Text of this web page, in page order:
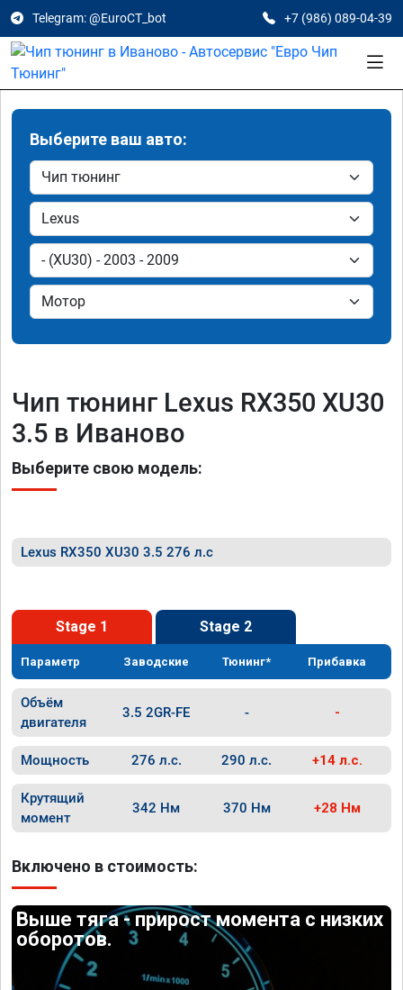
Telegram: @EuroCT_bot +7 (986) 089-04-39
Выберите ваш авто:
Чип тюнинг Lexus RX350 XU30
3.5 в Иваново
Выберите свою модель:
Lexus RX350 XU30 3.5 276 л.с
Stage 1 Stage 2
Параметр Заводские Тюнинг* Прибавка
Объём
двигателя
3.5 2GR-FE - -
Мощность 276 л.с. 290 л.с. +14 л.с.
Крутящий
момент
342 Нм 370 Нм +28 Нм
Включено в стоимость:
Выше тяга - прирост момента с низких
оборотов.